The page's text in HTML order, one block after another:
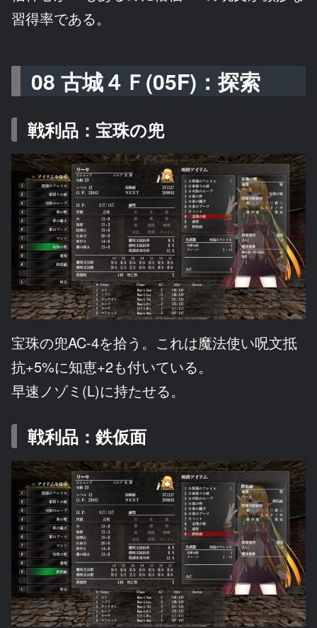
習得率である。
08 古城４Ｆ(05F)：探索
戦利品：宝珠の兜
宝珠の兜AC-4を拾う。これは魔法使い呪文抵
抗+5%に知恵+2も付いている。
早速ノゾミ(L)に持たせる。
戦利品：鉄仮面